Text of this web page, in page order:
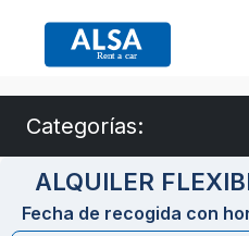
Categorías:
ALQUILER
Fecha de recogida con